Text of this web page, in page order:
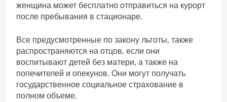
женщина может бесплатно отправиться на курорт
после пребывания в стационаре.
Все предусмотренные по закону льготы, также
распространяются на отцов, если они
воспитывают детей без матери, а также на
попечителей и опекунов. Они могут получать
государственное социальное страхование в
полном объеме.